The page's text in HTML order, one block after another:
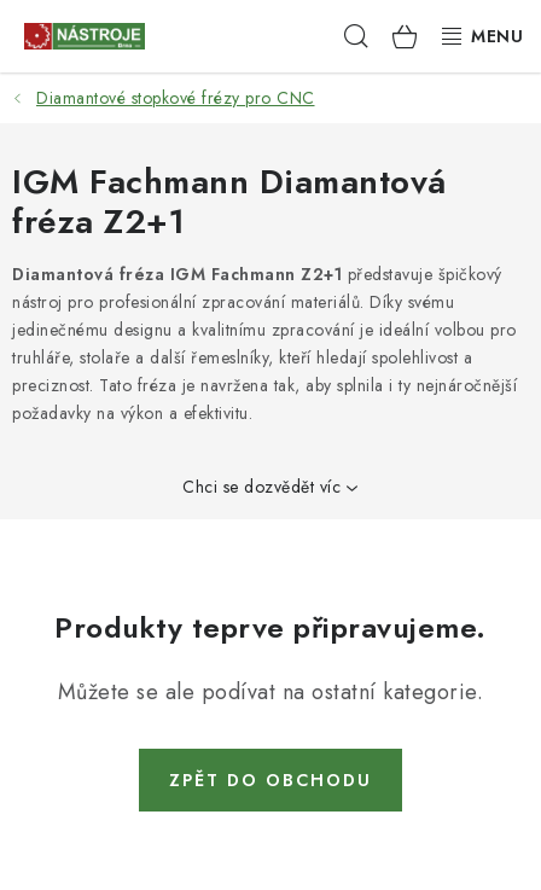
Hledat NÁKUPNÍ
KOŠÍK
NÁSTROJE
AKCE
BRUSIVO
ELEKTRONÁŘADÍ
LEPENÍ A SPOJOVÁNÍ
RUČNÍ NÁŘADÍ, PŘÍPRAVKY
NÁSTROJE PRO OPRACOVÁNÍ KOVU
Diamantové stopkové frézy pro CNC
IGM Fachmann Diamantová
fréza Z2+1
Diamantová fréza IGM Fachmann Z2+1 představuje špičkový
nástroj pro profesionální zpracování materiálů. Díky svému
jedinečnému designu a kvalitnímu zpracování je ideální volbou pro
truhláře, stolaře a další řemeslníky, kteří hledají spolehlivost a
preciznost. Tato fréza je navržena tak, aby splnila i ty nejnáročnější
požadavky na výkon a efektivitu.
Chci se dozvědět víc
Produkty teprve připravujeme.
Můžete se ale podívat na ostatní kategorie.
ZPĚT DO OBCHODU